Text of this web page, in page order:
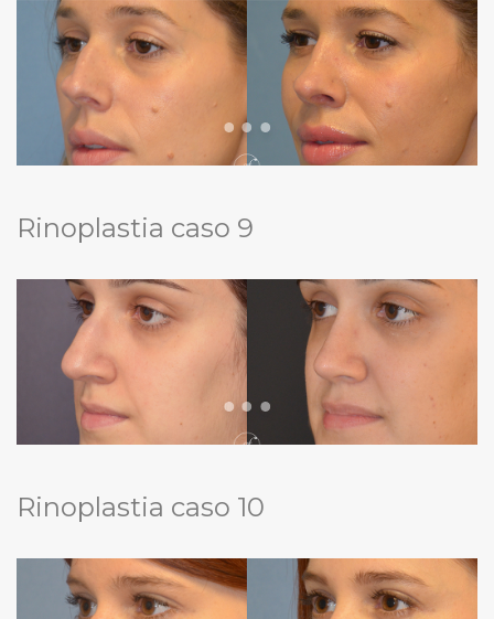
Rinoplastia caso 9
Rinoplastia caso 10